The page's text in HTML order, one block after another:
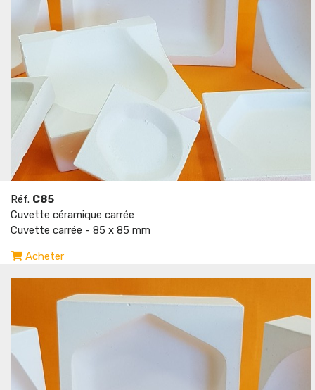
Réf. C85
Cuvette céramique carrée
Cuvette carrée - 85 x 85 mm
Acheter